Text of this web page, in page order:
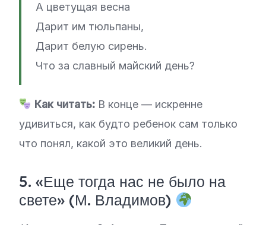
А цветущая весна
Дарит им тюльпаны,
Дарит белую сирень.
Что за славный майский день?
Как читать:В конце — искренне
удивиться, как будто ребенок сам только
что понял, какой это великий день.
5. «Еще тогда нас не было на
свете» (М. Владимов)